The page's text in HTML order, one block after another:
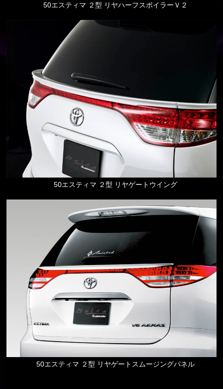
50エスティマ ２型 リヤハーフスポイラーＶ２
50エスティマ ２型 リヤゲートウイング
50エスティマ ２型 リヤゲートスムージングパネル